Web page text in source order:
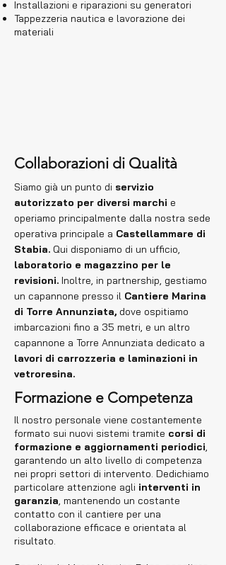
Installazioni e riparazioni su generatori
Tappezzeria nautica e lavorazione dei
materiali
Collaborazioni di Qualità
Siamo già un punto di servizio
autorizzato per diversi marchi e
operiamo principalmente dalla nostra sede
operativa principale a Castellammare di
Stabia. Qui disponiamo di un ufficio,
laboratorio e magazzino per le
revisioni. Inoltre, in partnership, gestiamo
un capannone presso il Cantiere Marina
di Torre Annunziata, dove ospitiamo
imbarcazioni fino a 35 metri, e un altro
capannone a Torre Annunziata dedicato a
lavori di carrozzeria e laminazioni in
vetroresina.
Formazione e Competenza
Il nostro personale viene costantemente
formato sui nuovi sistemi tramite corsi di
formazione e aggiornamenti periodici,
garantendo un alto livello di competenza
nei propri settori di intervento. Dedichiamo
particolare attenzione agli interventi in
garanzia, mantenendo un costante
contatto con il cantiere per una
collaborazione efficace e orientata al
risultato.